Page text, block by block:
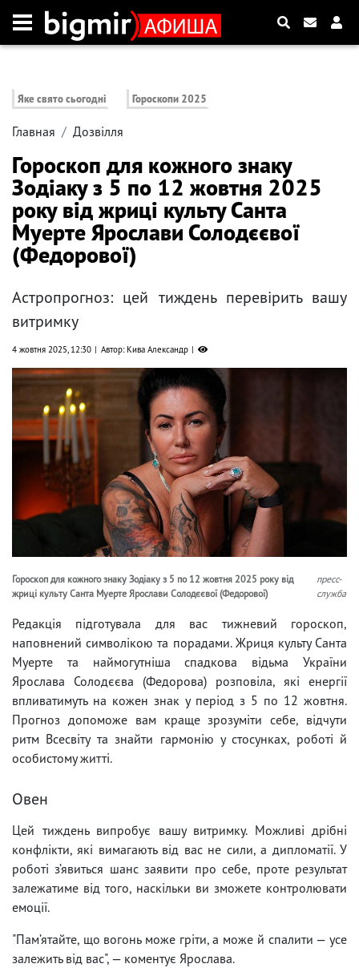
Яке свято сьогодні Гороскопи 2025
Главная Дозвілля
Гороскоп для кожного знаку
Зодіаку з 5 по 12 жовтня 2025
року від жриці культу Санта
Муерте Ярослави Солодєєвої
(Федорової)
Астропрогноз: цей тиждень перевірить вашу
витримку
4 жовтня 2025, 12:30 Автор: Кива Александр
Гороскоп для кожного знаку Зодіаку з 5 по 12 жовтня 2025 року від
жриці культу Санта Муерте Ярослави Солодєєвої (Федорової)
пресс-
служба
Редакція підготувала для вас тижневий гороскоп,
наповнений символікою та порадами. Жриця культу Санта
Муерте та наймогутніша спадкова відьма України
Ярослава Солодєєва (Федорова) розповіла, які енергії
впливатимуть на кожен знак у період з 5 по 12 жовтня.
Прогноз допоможе вам краще зрозуміти себе, відчути
ритм Всесвіту та знайти гармонію у стосунках, роботі й
особистому житті.
Овен
Цей тиждень випробує вашу витримку. Можливі дрібні
конфлікти, які вимагають від вас не сили, а дипломатії. У
роботі з’явиться шанс заявити про себе, проте результат
залежатиме від того, наскільки ви зможете контролювати
емоції.
"Пам’ятайте, що вогонь може гріти, а може й спалити — усе
залежить від вас", — коментує Ярослава.